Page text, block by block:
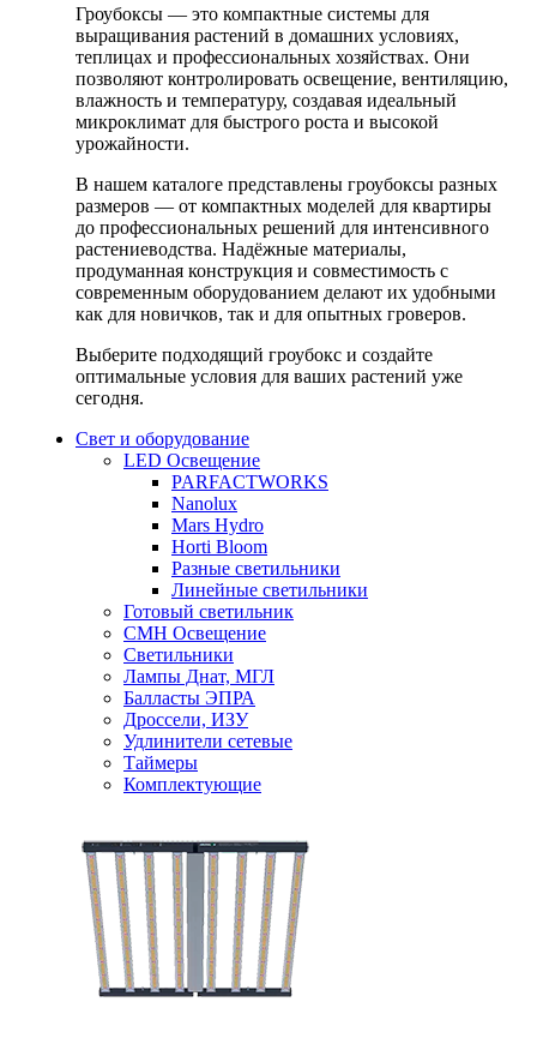
Гроубоксы — это компактные системы для
выращивания растений в домашних условиях,
теплицах и профессиональных хозяйствах. Они
позволяют контролировать освещение, вентиляцию,
влажность и температуру, создавая идеальный
микроклимат для быстрого роста и высокой
урожайности.
В нашем каталоге представлены гроубоксы разных
размеров — от компактных моделей для квартиры
до профессиональных решений для интенсивного
растениеводства. Надёжные материалы,
продуманная конструкция и совместимость с
современным оборудованием делают их удобными
как для новичков, так и для опытных гроверов.
Выберите подходящий гроубокс и создайте
оптимальные условия для ваших растений уже
сегодня.
Свет и оборудование
LED Освещение
PARFACTWORKS
Nanolux
Mars Hydro
Horti Bloom
Разные светильники
Линейные светильники
Готовый светильник
CMH Освещение
Светильники
Лампы Днат, МГЛ
Балласты ЭПРА
Дроссели, ИЗУ
Удлинители сетевые
Таймеры
Комплектующие